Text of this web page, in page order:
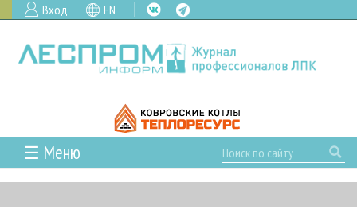
Вход EN
☰ Меню
ГЛАВНАЯ